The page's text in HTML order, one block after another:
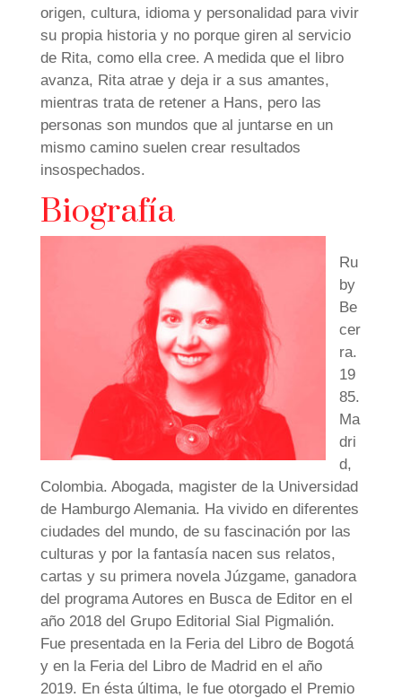
origen, cultura, idioma y personalidad para vivir
su propia historia y no porque giren al servicio
de Rita, como ella cree. A medida que el libro
avanza, Rita atrae y deja ir a sus amantes,
mientras trata de retener a Hans, pero las
personas son mundos que al juntarse en un
mismo camino suelen crear resultados
insospechados.
Biografía
Ru
by
Be
cer
ra.
19
85.
Ma
dri
d,
Colombia. Abogada, magister de la Universidad
de Hamburgo Alemania. Ha vivido en diferentes
ciudades del mundo, de su fascinación por las
culturas y por la fantasía nacen sus relatos,
cartas y su primera novela Júzgame, ganadora
del programa Autores en Busca de Editor en el
año 2018 del Grupo Editorial Sial Pigmalión.
Fue presentada en la Feria del Libro de Bogotá
y en la Feria del Libro de Madrid en el año
2019. En ésta última, le fue otorgado el Premio